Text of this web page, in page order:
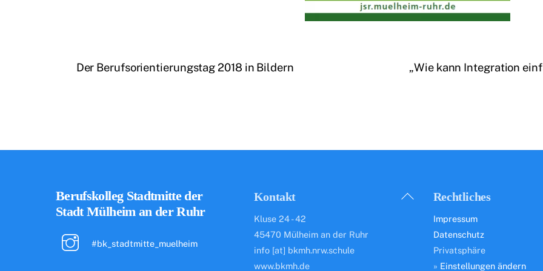
Der Berufsorientierungstag 2018 in Bildern „Wie kann Integration
Back
Berufskolleg Stadtmitte der
Stadt Mülheim an der Ruhr
#bk_stadtmitte_muelheim
Kontakt
Kluse 24 - 42
45470 Mülheim an der Ruhr
info [at] bkmh.nrw.schule
www.bkmh.de
Rechtliches
Impressum
Datenschutz
Privatsphäre
» Einstellungen ändern